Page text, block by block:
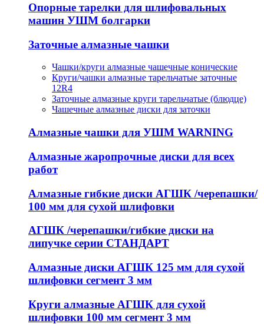
Опорные тарелки для шлифовальных
машин УШМ болгарки
Заточные алмазные чашки
Чашки/круги алмазные чашечные конические
Круги/чашки алмазные тарельчатые заточные
12R4
Заточные алмазные круги тарельчатые (блюдце)
Чашечные алмазные диски для заточки
Алмазные чашки для УШМ WARNING
Алмазные жаропрочные диски для всех
работ
Алмазные гибкие диски АГШК /черепашки/
100 мм для сухой шлифовки
АГШК /черепашки/гибкие диски на
липучке серии СТАНДАРТ
Алмазные диски АГШК 125 мм для сухой
шлифовки сегмент 3 мм
Круги алмазные АГШК для сухой
шлифовки 100 мм сегмент 3 мм